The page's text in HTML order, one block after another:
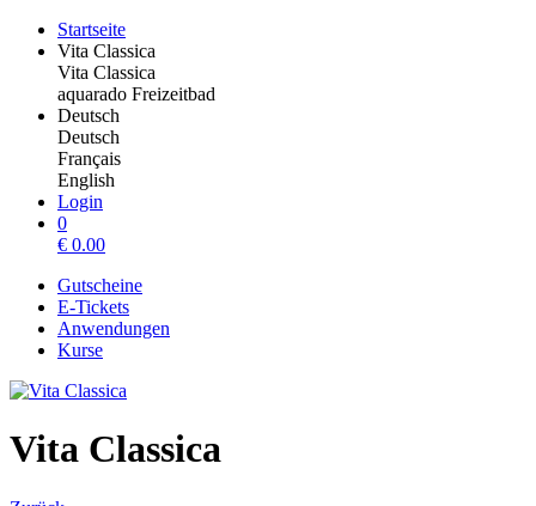
Startseite
Vita Classica
Vita Classica
aquarado Freizeitbad
Deutsch
Deutsch
Français
English
Login
0
€ 0.00
Gutscheine
E-Tickets
Anwendungen
Kurse
Vita Classica